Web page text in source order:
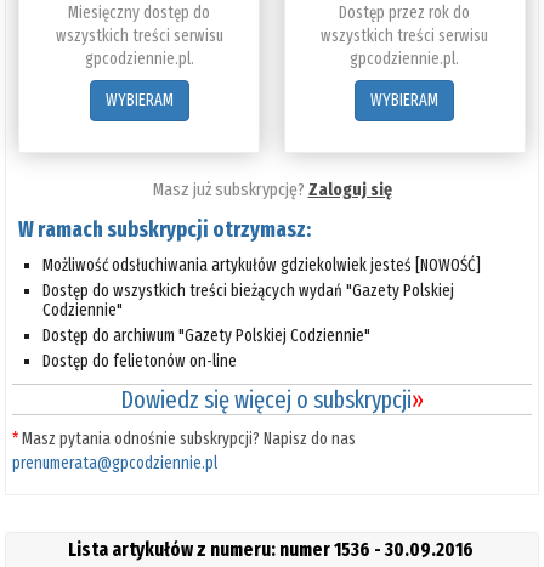
Miesięczny dostęp do
wszystkich treści serwisu
gpcodziennie.pl.
WYBIERAM
Dostęp przez rok do
wszystkich treści serwisu
gpcodziennie.pl.
WYBIERAM
Masz już subskrypcję? Zaloguj się
W ramach subskrypcji otrzymasz:
Możliwość odsłuchiwania artykułów gdziekolwiek jesteś [NOWOŚĆ]
Dostęp do wszystkich treści bieżących wydań "Gazety Polskiej
Codziennie"
Dostęp do archiwum "Gazety Polskiej Codziennie"
Dostęp do felietonów on-line
Dowiedz się więcej o subskrypcji»
*Masz pytania odnośnie subskrypcji? Napisz do nas
prenumerata@gpcodziennie.pl
Lista artykułów z numeru: numer 1536 - 30.09.2016